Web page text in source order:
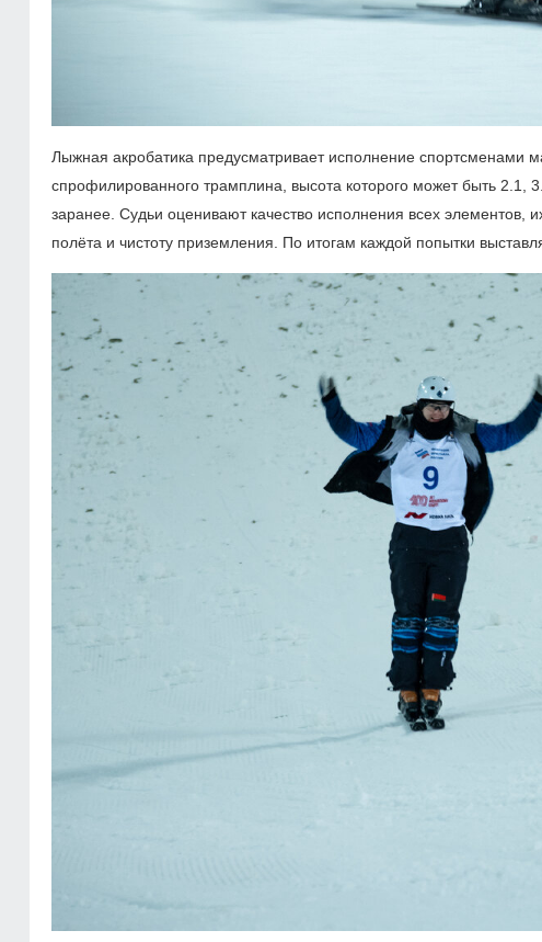
Лыжная акробатика предусматривает исполнение спортсменами
спрофилированного трамплина, высота которого может быть 2.1,
заранее. Судьи оценивают качество исполнения всех элементов,
полёта и чистоту приземления. По итогам каждой попытки